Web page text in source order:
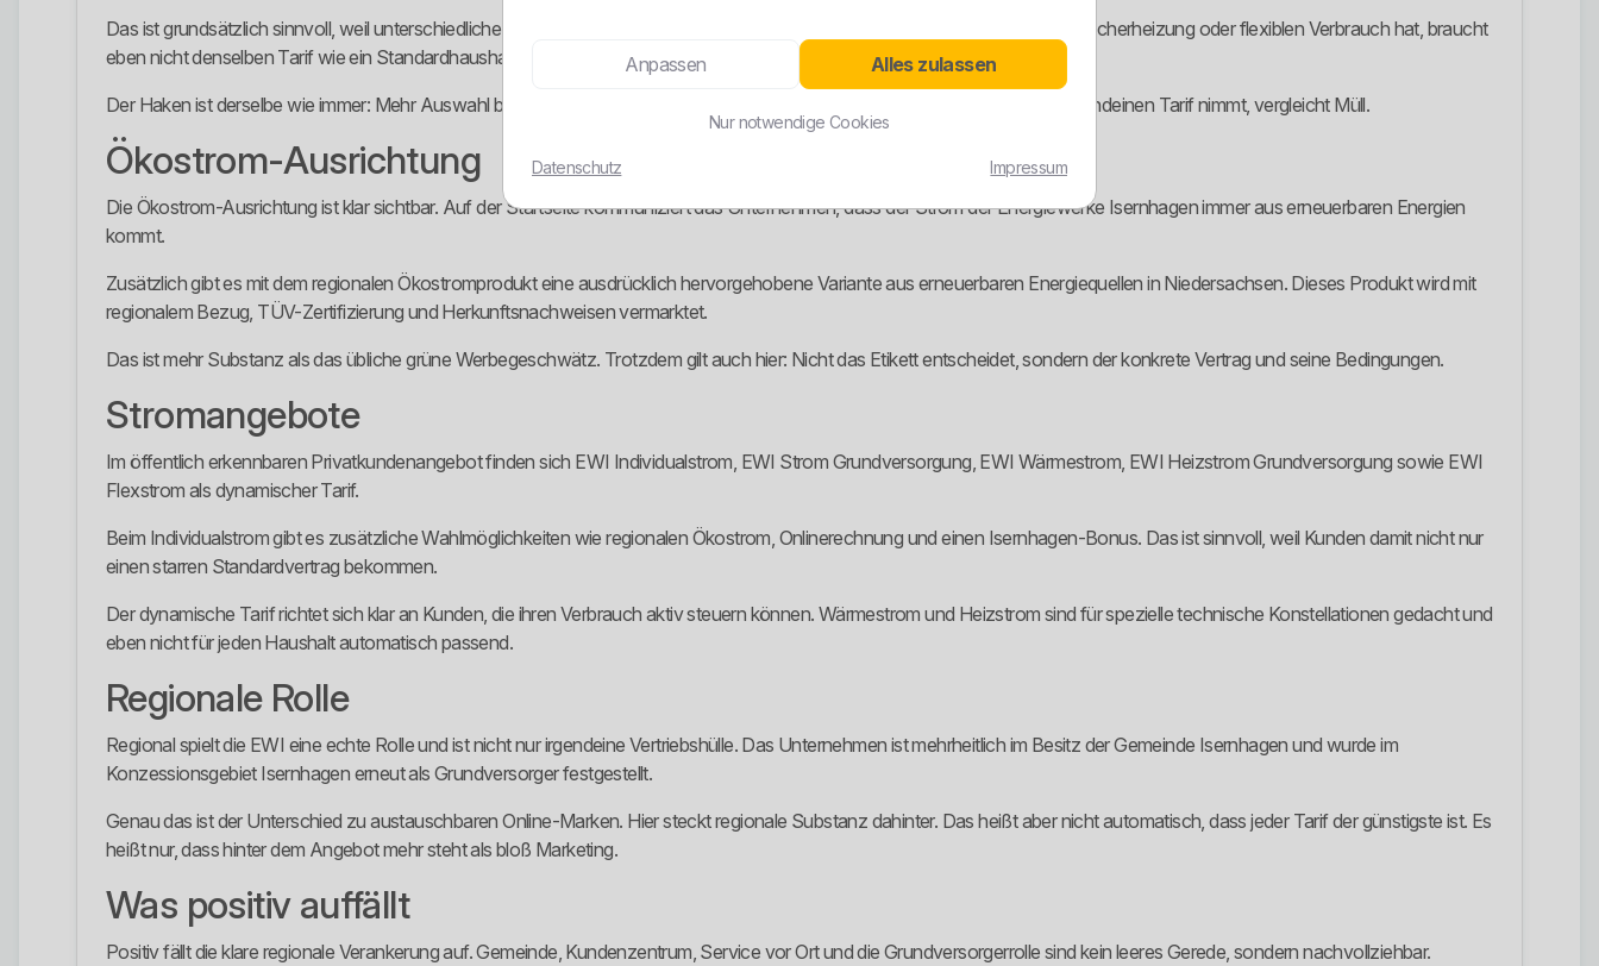
Das ist grundsätzlich sinnvoll, weil unterschiedliche Haushalte unterschiedliche Anforderungen haben. Wer Wärmepumpe, Speicherheizung oder flexiblen Verbrauch hat, braucht
eben nicht denselben Tarif wie ein Standardhaushalt.
Der Haken ist derselbe wie immer: Mehr Auswahl bringt nur dann etwas, wenn man versteht, was man auswählt. Wer blind irgendeinen Tarif nimmt, vergleicht Müll.
Ökostrom-Ausrichtung
Die Ökostrom-Ausrichtung ist klar sichtbar. Auf der Startseite kommuniziert das Unternehmen, dass der Strom der Energiewerke Isernhagen immer aus erneuerbaren Energien
kommt.
Zusätzlich gibt es mit dem regionalen Ökostromprodukt eine ausdrücklich hervorgehobene Variante aus erneuerbaren Energiequellen in Niedersachsen. Dieses Produkt wird mit
regionalem Bezug, TÜV-Zertifizierung und Herkunftsnachweisen vermarktet.
Das ist mehr Substanz als das übliche grüne Werbegeschwätz. Trotzdem gilt auch hier: Nicht das Etikett entscheidet, sondern der konkrete Vertrag und seine Bedingungen.
Stromangebote
Im öffentlich erkennbaren Privatkundenangebot finden sich EWI Individualstrom, EWI Strom Grundversorgung, EWI Wärmestrom, EWI Heizstrom Grundversorgung sowie EWI
Flexstrom als dynamischer Tarif.
Beim Individualstrom gibt es zusätzliche Wahlmöglichkeiten wie regionalen Ökostrom, Onlinerechnung und einen Isernhagen-Bonus. Das ist sinnvoll, weil Kunden damit nicht nur
einen starren Standardvertrag bekommen.
Der dynamische Tarif richtet sich klar an Kunden, die ihren Verbrauch aktiv steuern können. Wärmestrom und Heizstrom sind für spezielle technische Konstellationen gedacht und
eben nicht für jeden Haushalt automatisch passend.
Regionale Rolle
Regional spielt die EWI eine echte Rolle und ist nicht nur irgendeine Vertriebshülle. Das Unternehmen ist mehrheitlich im Besitz der Gemeinde Isernhagen und wurde im
Konzessionsgebiet Isernhagen erneut als Grundversorger festgestellt.
Genau das ist der Unterschied zu austauschbaren Online-Marken. Hier steckt regionale Substanz dahinter. Das heißt aber nicht automatisch, dass jeder Tarif der günstigste ist. Es
heißt nur, dass hinter dem Angebot mehr steht als bloß Marketing.
Was positiv auffällt
Positiv fällt die klare regionale Verankerung auf. Gemeinde, Kundenzentrum, Service vor Ort und die Grundversorgerrolle sind kein leeres Gerede, sondern nachvollziehbar.
Anpassen Alles zulassen
Nur notwendige Cookies
Datenschutz Impressum